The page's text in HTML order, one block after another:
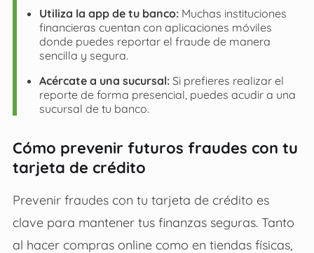
Utiliza la app de tu banco:Muchas instituciones
financieras cuentan con aplicaciones móviles
donde puedes reportar el fraude de manera
sencilla y segura.
Acércate a una sucursal:Si prefieres realizar el
reporte de forma presencial, puedes acudir a una
sucursal de tu banco.
Cómo prevenir futuros fraudes con tu
tarjeta de crédito
Prevenir fraudes con tu tarjeta de crédito es
clave para mantener tus finanzas seguras. Tanto
al hacer compras online como en tiendas físicas,